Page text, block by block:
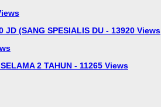
(SANG SPESIALIS DU - 13920 Views
2 TAHUN - 11265 Views